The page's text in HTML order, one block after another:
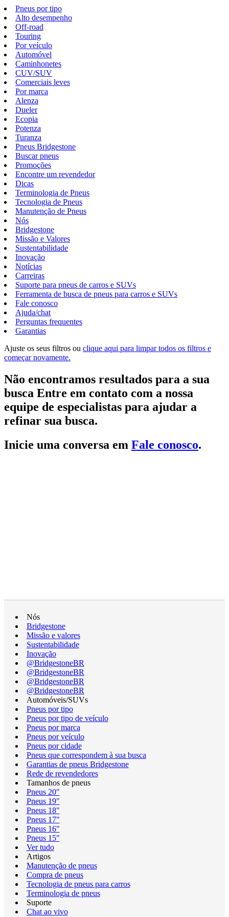
Pneus por tipo
Alto desempenho
Off-road
Touring
Por veículo
Automóvel
Caminhonetes
CUV/SUV
Comerciais leves
Por marca
Alenza
Dueler
Ecopia
Potenza
Turanza
Pneus Bridgestone
Buscar pneus
Promoções
Encontre um revendedor
Dicas
Terminologia de Pneus
Tecnologia de Pneus
Manutenção de Pneus
Nós
Bridgestone
Missão e Valores
Sustentabilidade
Inovação
Notícias
Carreiras
Suporte para pneus de carros e SUVs
Ferramenta de busca de pneus para carros e SUVs
Fale conosco
Ajuda/chat
Perguntas frequentes
Garantias
Ajuste os seus filtros ou clique aqui para limpar todos os filtros e
começar novamente.
Não encontramos resultados para a sua
busca Entre em contato com a nossa
equipe de especialistas para ajudar a
refinar sua busca.
Inicie uma conversa em Fale conosco.
Nós
Bridgestone
Missão e valores
Sustentabilidade
Inovação
@BridgestoneBR
@BridgestoneBR
@BridgestoneBR
@BridgestoneBR
Automóveis/SUVs
Pneus por tipo
Pneus por tipo de veículo
Pneus por marca
Pneus por veículo
Pneus por cidade
Pneus que correspondem à sua busca
Garantias de pneus Bridgestone
Rede de revendedores
Tamanhos de pneus
Pneus 20"
Pneus 19"
Pneus 18"
Pneus 17"
Pneus 16"
Pneus 15"
Ver tudo
Artigos
Manutenção de pneus
Compra de pneus
Tecnologia de pneus para carros
Terminologia de pneus
Suporte
Chat ao vivo